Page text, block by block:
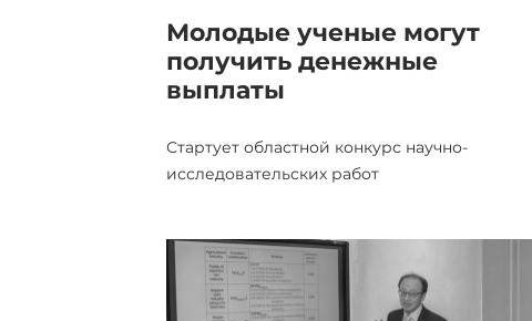
Молодые ученые могут
получить денежные
выплаты
Стартует областной конкурс научно-
исследовательских работ